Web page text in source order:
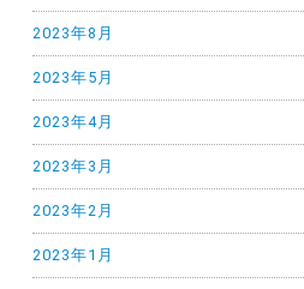
2023年8月
2023年5月
2023年4月
2023年3月
2023年2月
2023年1月